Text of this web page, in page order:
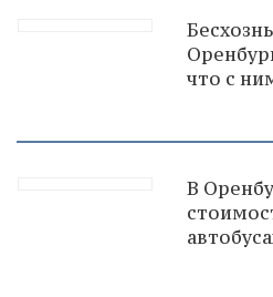
что с
В